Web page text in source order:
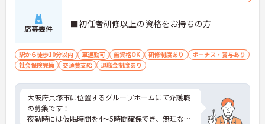
応募要件 ■初任者研修以上の資格をお持ちの方
駅から徒歩10分以内 車通勤可 無資格OK 研修制度あり
ボーナス・賞与あり
社会保険完備
交通費支給 退職金制度あり
大阪府貝塚市に位置するグループホームにて介護職
の募集です！
夜勤時には仮眠時間を4～5時間確保でき、無理なく